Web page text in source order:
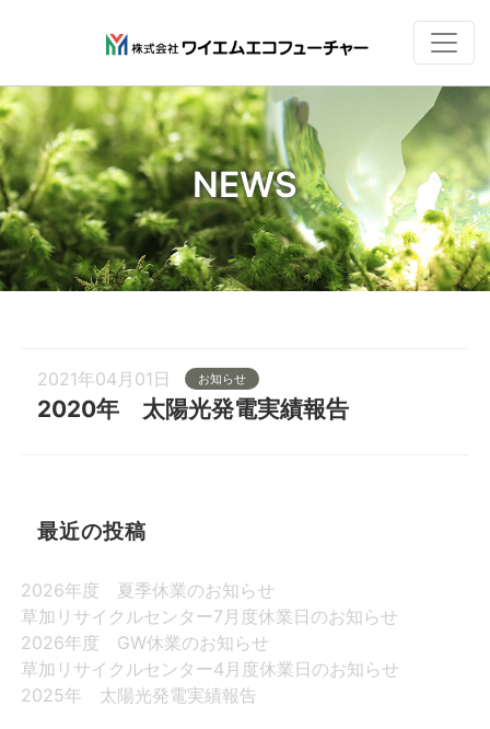
NEWS
2021年04月01日 お知らせ
2020年 太陽光発電実績報告
最近の投稿
2026年度 夏季休業のお知らせ
草加リサイクルセンター7月度休業日のお知らせ
2026年度 GW休業のお知らせ
草加リサイクルセンター4月度休業日のお知らせ
2025年 太陽光発電実績報告